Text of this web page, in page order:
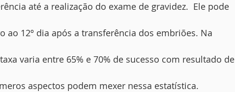
até a realização do exame de gravidez.  Ele pode
ao 12º dia após a transferência dos embriões. Na
varia entre 65% e 70% de sucesso com resultado de
aspectos podem mexer nessa estatística.